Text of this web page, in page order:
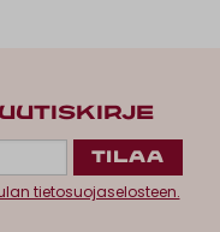
tietosuojaselosteen.